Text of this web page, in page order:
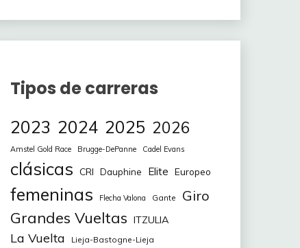
Tipos de carreras
2023 2024 2025 2026
Amstel Gold Race Brugge-DePanne Cadel Evans
clásicas CRI Dauphine Elite Europeo
femeninas Flecha Valona Gante Giro
Grandes Vueltas ITZULIA
La Vuelta Lieja-Bastogne-Lieja